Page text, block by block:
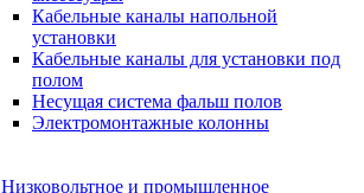
Кабельные каналы напольной
установки
Кабельные каналы для установки под
полом
Несущая система фальш полов
Электромонтажные колонны
Низковольтное и промышленное